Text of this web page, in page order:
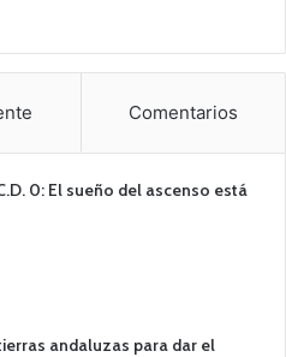
Comentarios
0: El sueño del ascenso está
andaluzas para dar el